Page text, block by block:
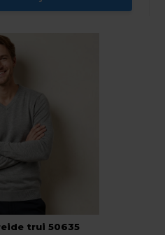
trui 50635